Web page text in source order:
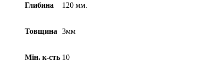
Глибина 120 мм.
Товщина 3мм
Мін. к-сть 10